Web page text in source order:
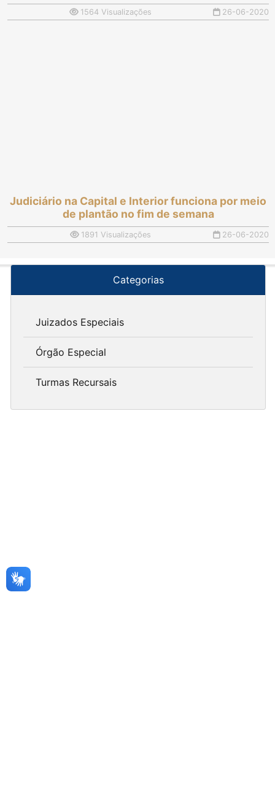
1564 Visualizações 26-06-2020
Judiciário na Capital e Interior funciona por meio
de plantão no fim de semana
1891 Visualizações 26-06-2020
Categorias
Juizados Especiais
Órgão Especial
Turmas Recursais